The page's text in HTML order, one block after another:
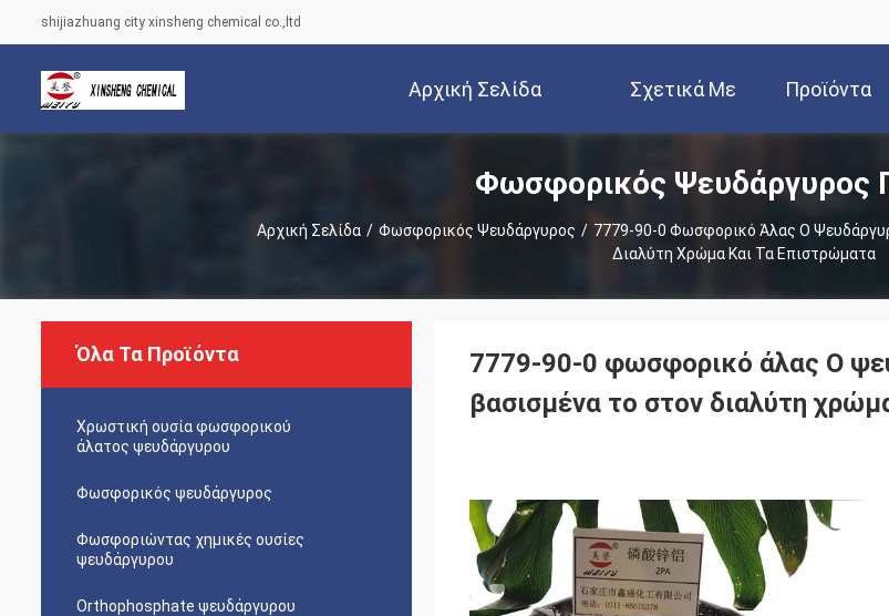
shijiazhuang city xinsheng chemical co.,ltd
Αρχική Σελίδα Σχετικά Με
Εμάς
Προϊόντα
Φωσφορικός Ψευδάργυρος
Αρχική Σελίδα / Φωσφορικός Ψευδάργυρος / 7779-90-0 Φωσφορικό Άλας Ο
Διαλύτη Χρώμα Και Τα Επιστρώματα
Όλα Τα Προϊόντα
Χρωστική ουσία φωσφορικού
άλατος ψευδάργυρου
Φωσφορικός ψευδάργυρος
Φωσφοριώντας χημικές ουσίες
ψευδάργυρου
Orthophosphate ψευδάργυρου
7779-90-0 φωσφορικό άλας Ο
βασισμένα το στον διαλύτη